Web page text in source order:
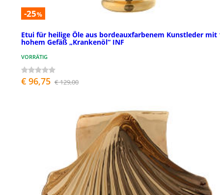
-25%
Etui für heilige Öle aus bordeauxfarbenem Kunstleder mit
hohem Gefäß „Krankenöl“ INF
VORRÄTIG
€ 96,75 € 129,00